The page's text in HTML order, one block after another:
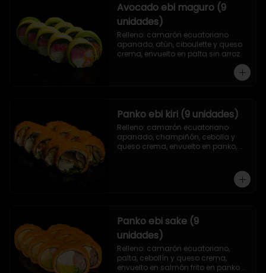
Avocado ebi maguro (9
unidades)
Relleno: camarón ecuatoriano
apanado, atún, ciboulette y queso
crema, envuelto en palta sin arroz.
Panko ebi kiri (9 unidades)
Relleno: camarón ecuatoriano
apanado, champiñón, cebolla y
queso crema, envuelto en panko,
Panko ebi sake (9
unidades)
Relleno: camarón ecuatoriano,
palta, cebollín y queso crema,
envuelto en salmón frito en panko